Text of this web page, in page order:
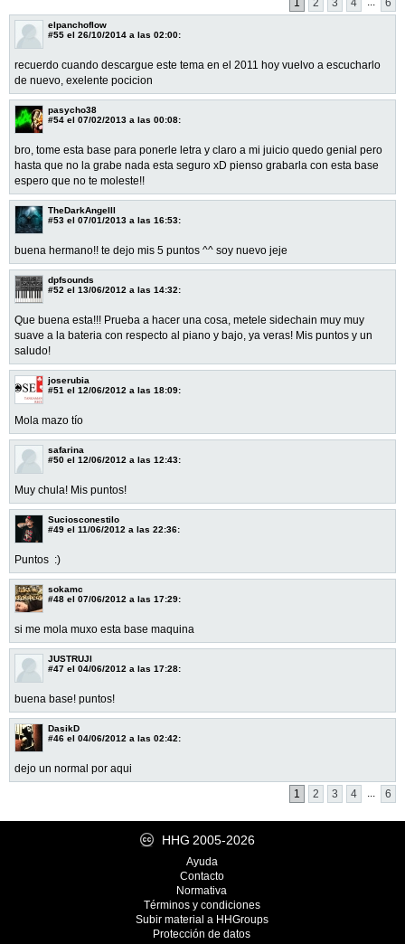
elpanchoflow
#55 el 26/10/2014 a las 02:00:
recuerdo cuando descargue este tema en el 2011 hoy vuelvo a escucharlo
de nuevo, exelente pocicion
pasycho38
#54 el 07/02/2013 a las 00:08:
bro, tome esta base para ponerle letra y claro a mi juicio quedo genial pero
hasta que no la grabe nada esta seguro xD pienso grabarla con esta base
espero que no te moleste!!
TheDarkAngelll
#53 el 07/01/2013 a las 16:53:
buena hermano!! te dejo mis 5 puntos ^^ soy nuevo jeje
dpfsounds
#52 el 13/06/2012 a las 14:32:
Que buena esta!!! Prueba a hacer una cosa, metele sidechain muy muy
suave a la bateria con respecto al piano y bajo, ya veras! Mis puntos y un
saludo!
joserubia
#51 el 12/06/2012 a las 18:09:
Mola mazo tío
safarina
#50 el 12/06/2012 a las 12:43:
Muy chula! Mis puntos!
Suciosconestilo
#49 el 11/06/2012 a las 22:36:
Puntos :)
sokamc
#48 el 07/06/2012 a las 17:29:
si me mola muxo esta base maquina
JUSTRUJI
#47 el 04/06/2012 a las 17:28:
buena base! puntos!
DasikD
#46 el 04/06/2012 a las 02:42:
dejo un normal por aqui
1
2 3 4 6
HHG 2005-2026
Ayuda
Contacto
Normativa
Términos y condiciones
Subir material a HHGroups
Protección de datos